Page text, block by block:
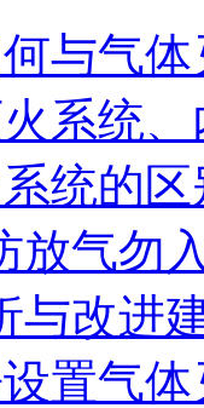
与气
系统
统的
放气勿
与改进
置气